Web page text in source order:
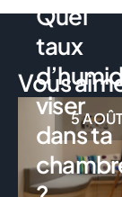
Vous
5
Quel
taux
viser
dans ta